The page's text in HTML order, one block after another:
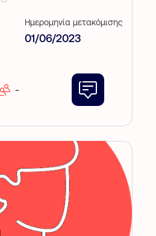
Ημερομηνία μετακόμισης
01/06/2023
-